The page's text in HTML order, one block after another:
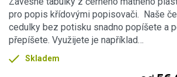
pro popis křídovými popisovači. Naše
cedulky bez potisku snadno popíšete a
přepíšete. Využijete je například…
Skladem